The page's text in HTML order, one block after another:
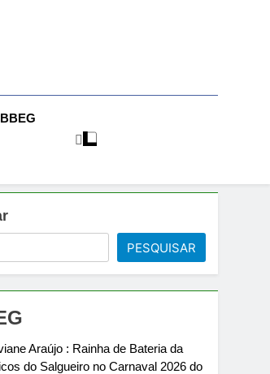
| Casas De
PESQUISAR
Araújo : Rainha de Bateria da
do Salgueiro no Carnaval 2026 do